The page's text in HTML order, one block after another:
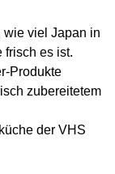
wie viel Japan in
frisch es ist.
Produkte
zubereitetem
der VHS